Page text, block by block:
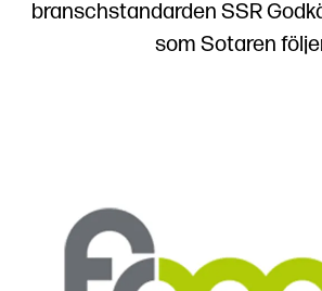
branschstandarden SSR
som Sotaren